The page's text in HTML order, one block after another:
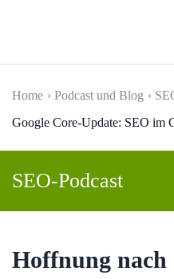
Home Podcast und Blog
Google Core-Update: SEO im
SEO-Podcast
Hoffnung nach